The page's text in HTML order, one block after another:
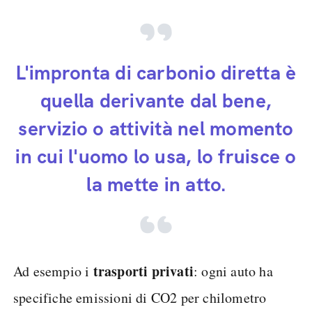
L'impronta di carbonio diretta è
quella derivante dal bene,
servizio o attività nel momento
in cui l'uomo lo usa, lo fruisce o
la mette in atto.
Ad esempio i trasporti privati: ogni auto ha
specifiche emissioni di CO2 per chilometro